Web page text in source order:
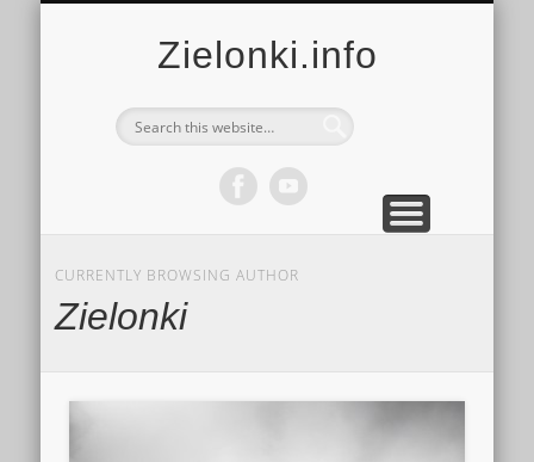
Zielonki.info
CURRENTLY BROWSING AUTHOR
Zielonki